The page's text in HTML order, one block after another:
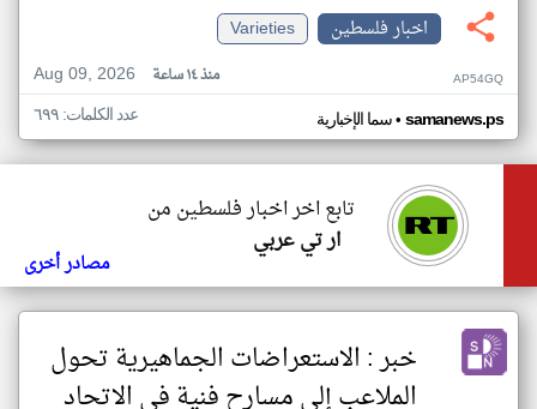
اخبار فلسطين
Varieties
Aug 09, 2026
منذ ١٤ ساعة AP54GQ
سما الإخبارية• samanews.ps عدد الكلمات: ٦٩٩
تابع اخر اخبار فلسطين من
ار تي عربي
مصادر أخرى
خبر : الاستعراضات الجماهيرية تحول
الملاعب إلى مسارح فنية في الاتحاد